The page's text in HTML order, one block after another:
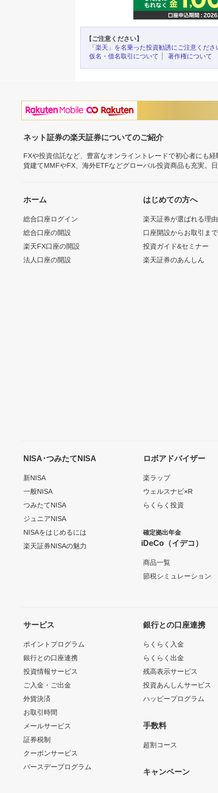
【ご注意ください】
「楽天」を名乗った投資勧誘にご注意くださ
仮名・借名取引について
著作権について
ネット証券の楽天証券についてのご紹介
FXや投資信託など、豊富なオンライントレードで初心者にも
貨建てMMFやFX、海外ETFなどグローバル投資商品も充実。
ホーム
総合口座ログイン
総合口座の開設
楽天FX口座の開設
法人口座の開設
はじめての方へ
楽天証券が選ばれる理由
口座開設からお取引ま
投資ガイド&セミナー
楽天証券のあんしん
NISA･つみたてNISA
新NISA
一般NISA
つみたてNISA
ジュニアNISA
NISAをはじめるには
楽天証券NISAの魅力
ロボアドバイザー
楽ラップ
ウェルスナビ×R
らくらく投資
確定拠出年金
iDeCo（イデコ）
商品一覧
節税シミュレーション
サービス
ポイントプログラム
銀行との口座連携
投資情報サービス
ご入金・ご出金
外貨決済
お取引時間
メールサービス
証券税制
クーポンサービス
バースデープログラム
銀行との口座連携
らくらく入金
らくらく出金
残高表示サービス
投資あんしんサービス
ハッピープログラム
手数料
超割コース
キャンペーン